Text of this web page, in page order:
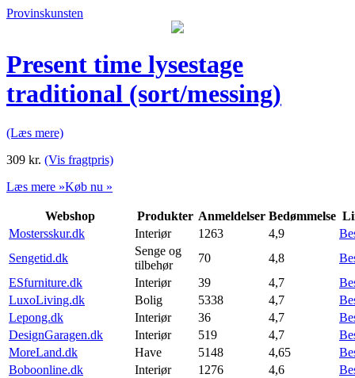
Provinskunsten
Present time lysestage
traditional (sort/messing)
(Læs mere)
309 kr. (Vis fragtpris)
Læs mere »Køb nu »
Webshop Produkter Anmeldelser Bedømmelse
Mostersskur.dk
Interiør 1263 4,9
Sengetid.dk
Senge og
tilbehør
70 4,8
ESfurniture.dk
Interiør 39 4,7
LuxoLiving.dk
Bolig 5338 4,7
Lepong.dk
Interiør 36 4,7
DesignGaragen.dk
Interiør 519 4,7
MoreLand.dk
Have 5148 4,65
Boboonline.dk
Interiør 1276 4,6